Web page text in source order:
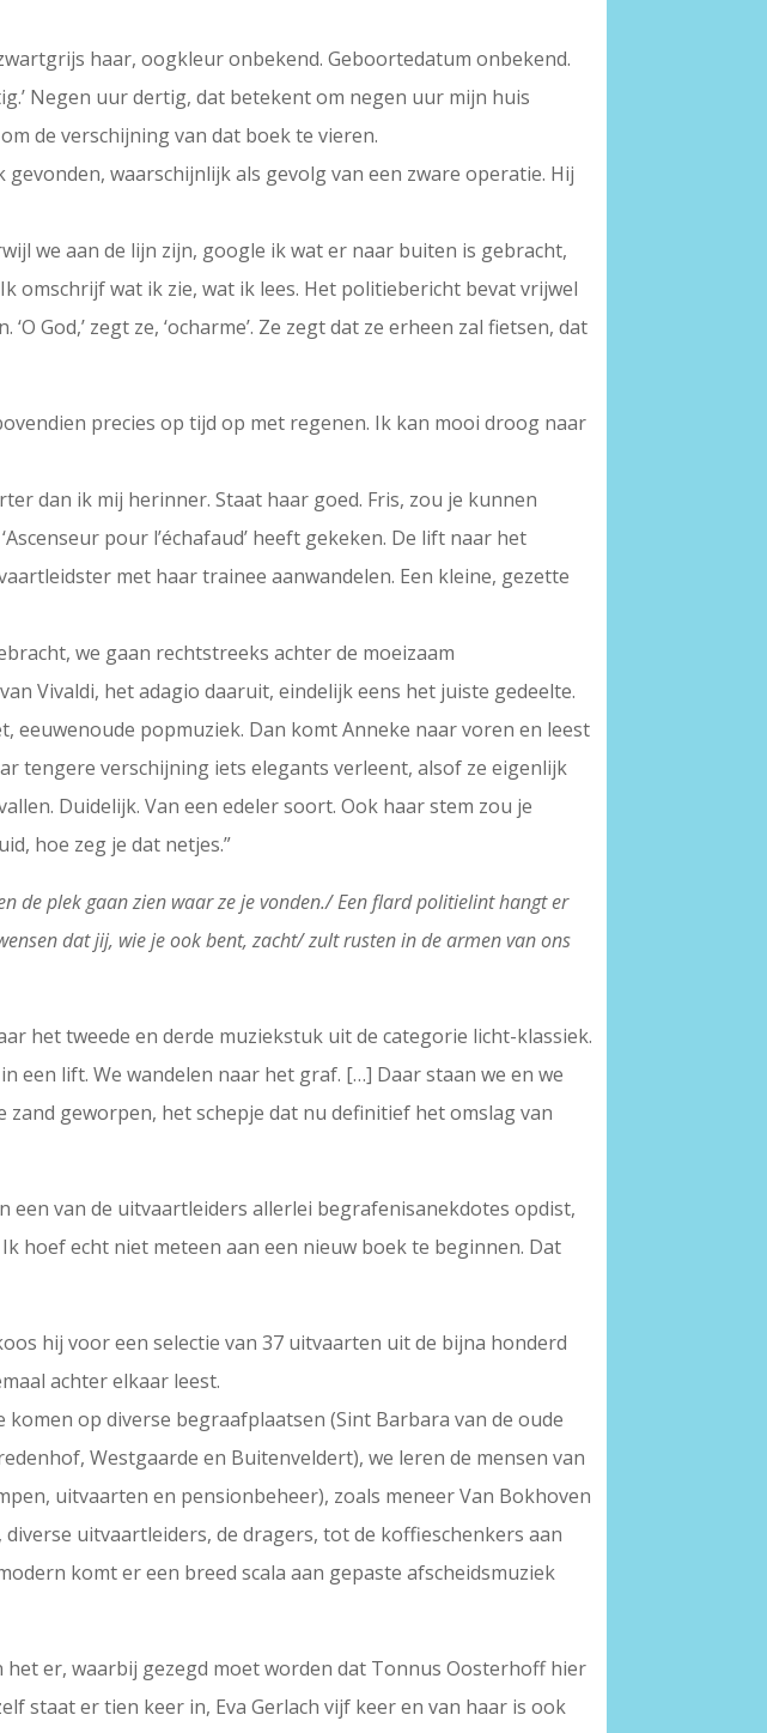
haar, oogkleur onbekend. Geboortedatum onbekend.
Negen uur dertig, dat betekent om negen uur mijn huis
de verschijning van dat boek te vieren.
waarschijnlijk als gevolg van een zware operatie. Hij
we aan de lijn zijn, google ik wat er naar buiten is gebracht,
omschrijf wat ik zie, wat ik lees. Het politiebericht bevat vrijwel
God,’ zegt ze, ‘ocharme’. Ze zegt dat ze erheen zal fietsen, dat
precies op tijd op met regenen. Ik kan mooi droog naar
dan ik mij herinner. Staat haar goed. Fris, zou je kunnen
pour l’échafaud’ heeft gekeken. De lift naar het
met haar trainee aanwandelen. Een kleine, gezette
we gaan rechtstreeks achter de moeizaam
Vivaldi, het adagio daaruit, eindelijk eens het juiste gedeelte.
eeuwenoude popmuziek. Dan komt Anneke naar voren en leest
tengere verschijning iets elegants verleent, alsof ze eigenlijk
Duidelijk. Van een edeler soort. Ook haar stem zou je
hoe zeg je dat netjes.”
de plek gaan zien waar ze je vonden./ Een flard politielint hangt er
dat jij, wie je ook bent, zacht/ zult rusten in de armen van ons
het tweede en derde muziekstuk uit de categorie licht-klassiek.
een lift. We wandelen naar het graf. […] Daar staan we en we
geworpen, het schepje dat nu definitief het omslag van
een van de uitvaartleiders allerlei begrafenisanekdotes opdist,
hoef echt niet meteen aan een nieuw boek te beginnen. Dat
hij voor een selectie van 37 uitvaarten uit de bijna honderd
achter elkaar leest.
op diverse begraafplaatsen (Sint Barbara van de oude
Westgaarde en Buitenveldert), we leren de mensen van
uitvaarten en pensionbeheer), zoals meneer Van Bokhoven
uitvaartleiders, de dragers, tot de koffieschenkers aan
komt er een breed scala aan gepaste afscheidsmuziek
er, waarbij gezegd moet worden dat Tonnus Oosterhoff hier
staat er tien keer in, Eva Gerlach vijf keer en van haar is ook